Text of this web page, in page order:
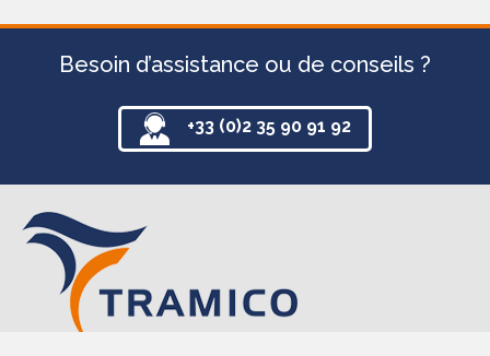
Besoin d’assistance ou de conseils ?
+33 (0)2 35 90 91 92